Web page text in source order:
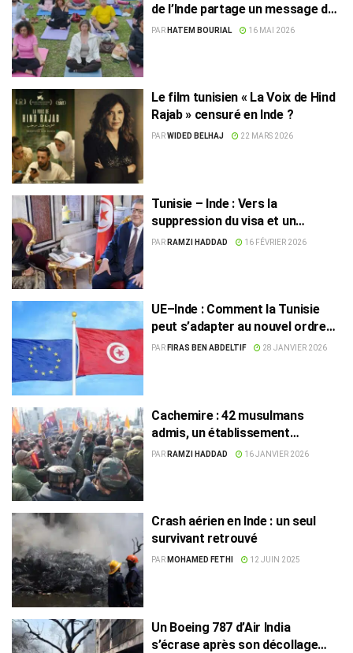
de l’Inde partage un message de
paix
PAR HATEM BOURIAL 16 MAI 2026
Le film tunisien « La Voix de Hind
Rajab » censuré en Inde ?
PARWIDED BELHAJ 22 MARS 2026
Tunisie – Inde : Vers la
suppression du visa et un
renforcement de la coopération
PAR RAMZI HADDAD 16 FÉVRIER 2026
UE–Inde : Comment la Tunisie
peut s’adapter au nouvel ordre
commercial
PAR FIRAS BEN ABDELTIF 28 JANVIER 2026
Cachemire : 42 musulmans
admis, un établissement
sanctionné
PAR RAMZI HADDAD 16 JANVIER 2026
Crash aérien en Inde : un seul
survivant retrouvé
PAR MOHAMED FETHI 12 JUIN 2025
Un Boeing 787 d’Air India
s’écrase après son décollage